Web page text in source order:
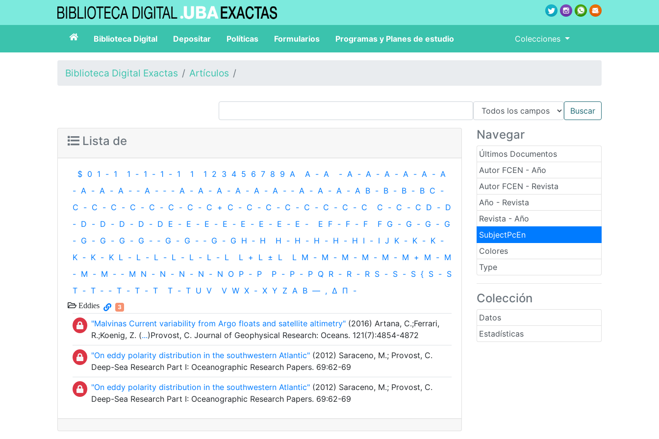
Biblioteca Digital Depositar Políticas Formularios Programas y Planes de estudio Colecciones
Biblioteca Digital Exactas Artículos
Navegar
Últimos Documentos
Autor FCEN - Año
Autor FCEN - Revista
Año - Revista
Revista - Año
SubjectPcEn
Colores
Type
Colección
Datos
Estadísticas
Lista de
$ 0 1 - 1 1 - 1 - 1 - 1 1 1 2 3 4 5 6 7 8 9 A A - A - A - A - A - A - A - A
- A - A - A - ‐ A - ‐ - A - A - A - A - A - A - ‐ A - A - A - A B - B - B - B C -
C - C - C - C - C - C - C - C + C - C - C - C - C - C - C - C C - C - C D - D
- D - D - D - D - D E - E - E - E - E - E - E - E - E F - F - F F G - G - G - G
- G - G - G - G - ‐ G - G - ‐ G - G H ‐ H H - H - H - H - H I - I J K - K - K -
K - K - K L - L - L - L - L - L - L L + L ± L L M - M - M - M - M - M + M - M
- M - M - ‐ M N - N - N - N - N O P - P P - P - P Q R - R - R S - S - S { S - S
T - T ‐ - T - T - T T - T U V V W X - X Y Z Α Β — , Δ Π -
Eddies 3
"Malvinas Current variability from Argo floats and satellite altimetry" (2016) Artana, C.;Ferrari,
R.;Koenig, Z. (...)Provost, C. Journal of Geophysical Research: Oceans. 121(7):4854-4872
"On eddy polarity distribution in the southwestern Atlantic" (2012) Saraceno, M.; Provost, C.
Deep-Sea Research Part I: Oceanographic Research Papers. 69:62-69
"On eddy polarity distribution in the southwestern Atlantic" (2012) Saraceno, M.; Provost, C.
Deep-Sea Research Part I: Oceanographic Research Papers. 69:62-69